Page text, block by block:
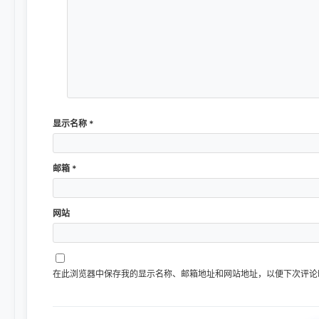
显示名称 *
邮箱 *
网站
在此浏览器中保存我的显示名称、邮箱地址和网站地址，以便下次评